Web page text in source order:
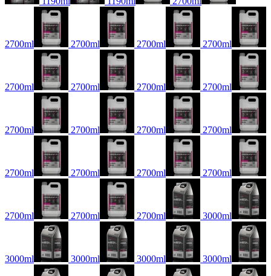
2700ml 2700ml 2700ml 2700ml
2700ml 2700ml 2700ml 2700ml
2700ml 2700ml 2700ml 2700ml
2700ml 2700ml 2700ml 2700ml
2700ml 2700ml 2700ml 3000ml
3000ml 3000ml 3000ml 3000ml